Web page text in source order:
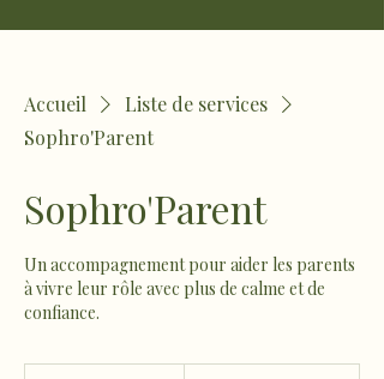
Accueil
Liste de services
Sophro'Parent
Sophro'Parent
Un accompagnement pour aider les parents
à vivre leur rôle avec plus de calme et de
confiance.